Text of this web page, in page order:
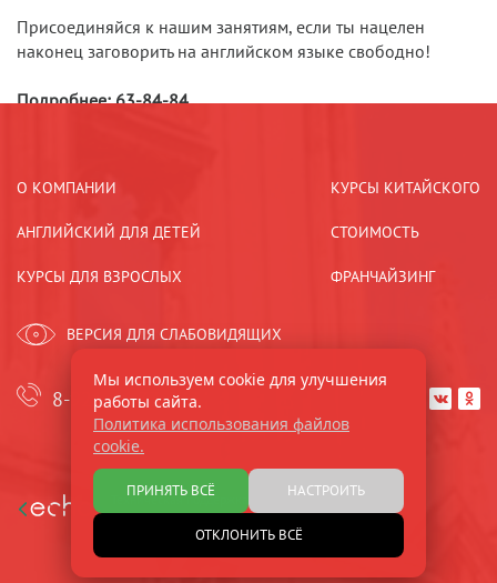
Присоединяйся к нашим занятиям, если ты нацелен
наконец заговорить на английском языке свободно!
Подробнее: 63-84-84
О КОМПАНИИ
АНГЛИЙСКИЙ ДЛЯ ДЕТЕЙ
КУРСЫ ДЛЯ ВЗРОСЛЫХ
КУРСЫ КИТАЙСКОГО
СТОИМОСТЬ
ФРАНЧАЙЗИНГ
ВЕРСИЯ ДЛЯ СЛАБОВИДЯЩИХ
8-921-44-33-533  
Техническая поддержка
и развитие
Мы используем cookie для улучшения
работы сайта.
Политика использования файлов
cookie.
ПРИНЯТЬ ВСЁ НАСТРОИТЬ
ОТКЛОНИТЬ ВСЁ